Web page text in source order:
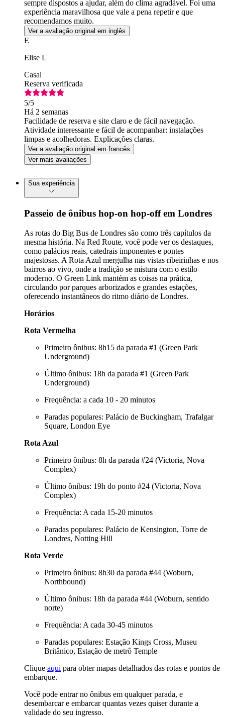
sempre dispostos a ajudar, além do clima agradável. Foi uma
experiência maravilhosa que vale a pena repetir e que
recomendamos muito.
Ver a avaliação original em inglês
E
Elise L
Casal
Reserva verificada
5/5
Há 2 semanas
Facilidade de reserva e site claro e de fácil navegação.
Atividade interessante e fácil de acompanhar: instalações
limpas e acolhedoras. Explicações claras.
Ver a avaliação original em francês
Ver mais avaliações
Sua experiência
Passeio de ônibus hop-on hop-off em Londres
As rotas do Big Bus de Londres são como três capítulos da
mesma história. Na Red Route, você pode ver os destaques,
como palácios reais, catedrais imponentes e pontes
majestosas. A Rota Azul mergulha nas vistas ribeirinhas e nos
bairros ao vivo, onde a tradição se mistura com o estilo
moderno. O Green Link mantém as coisas na prática,
circulando por parques arborizados e grandes estações,
oferecendo instantâneos do ritmo diário de Londres.
Horários
Rota Vermelha
Primeiro ônibus: 8h15 da parada #1 (Green Park
Underground)
Último ônibus: 18h da parada #1 (Green Park
Underground)
Frequência: a cada 10 - 20 minutos
Paradas populares: Palácio de Buckingham, Trafalgar
Square, London Eye
Rota Azul
Primeiro ônibus: 8h da parada #24 (Victoria, Nova
Complex)
Último ônibus: 19h do ponto #24 (Victoria, Nova
Complex)
Frequência: A cada 15-20 minutos
Paradas populares: Palácio de Kensington, Torre de
Londres, Notting Hill
Rota Verde
Primeiro ônibus: 8h30 da parada #44 (Woburn,
Northbound)
Último ônibus: 18h da parada #44 (Woburn, sentido
norte)
Frequência: A cada 30-45 minutos
Paradas populares: Estação Kings Cross, Museu
Britânico, Estação de metrô Temple
Clique aqui para obter mapas detalhados das rotas e pontos de
embarque.
Você pode entrar no ônibus em qualquer parada, e
desembarcar e embarcar quantas vezes quiser durante a
validade do seu ingresso.